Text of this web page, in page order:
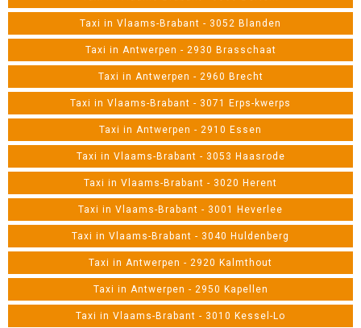
Taxi in Vlaams-Brabant - 3052 Blanden
Taxi in Antwerpen - 2930 Brasschaat
Taxi in Antwerpen - 2960 Brecht
Taxi in Vlaams-Brabant - 3071 Erps-kwerps
Taxi in Antwerpen - 2910 Essen
Taxi in Vlaams-Brabant - 3053 Haasrode
Taxi in Vlaams-Brabant - 3020 Herent
Taxi in Vlaams-Brabant - 3001 Heverlee
Taxi in Vlaams-Brabant - 3040 Huldenberg
Taxi in Antwerpen - 2920 Kalmthout
Taxi in Antwerpen - 2950 Kapellen
Taxi in Vlaams-Brabant - 3010 Kessel-Lo